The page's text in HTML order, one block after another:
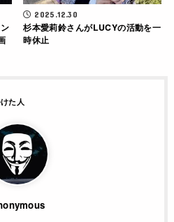
2025.12.30
杉本愛莉鈴さんがLUCYの活動を一
時休止